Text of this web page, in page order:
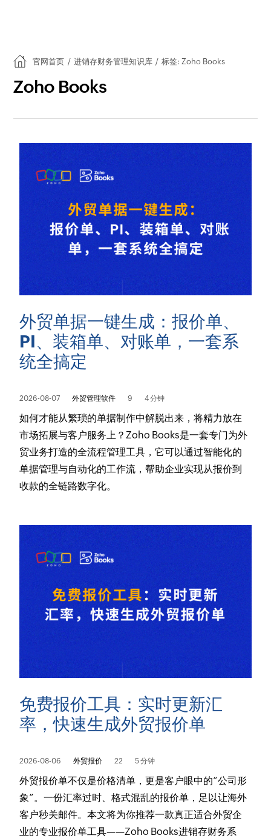
官网首页 / 进销存财务管理知识库 / 标签: Zoho Books
Zoho Books
外贸单据一键生成：报价单、
PI、装箱单、对账单，一套系
统全搞定
2026-08-07 外贸管理软件 9 4 分钟
如何才能从繁琐的单据制作中解脱出来，将精力放在
市场拓展与客户服务上？Zoho Books是一套专门为外
贸业务打造的全流程管理工具，它可以通过智能化的
单据管理与自动化的工作流，帮助企业实现从报价到
收款的全链路数字化。
免费报价工具：实时更新汇
率，快速生成外贸报价单
2026-08-06 外贸报价 22 5 分钟
外贸报价单不仅是价格清单，更是客户眼中的“公司形
象”。一份汇率过时、格式混乱的报价单，足以让海外
客户秒关邮件。本文将为你推荐一款真正适合外贸企
业的专业报价单工具——Zoho Books进销存财务系